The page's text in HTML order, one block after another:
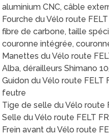
aluminium CNC, câble
Fourche du Vélo route
fibre de carbone, taille
couronne intégrée,
Manettes du Vélo route
Alba, dérailleurs Shimano
Guidon du Vélo route FELT
feutre
Tige de selle du Vélo route
Selle du Vélo route FELT
Frein avant du Vélo route